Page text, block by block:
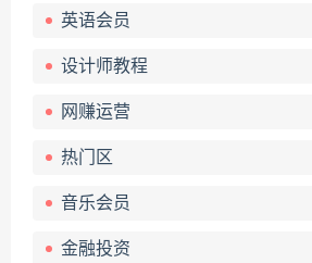
英语会员
设计师教程
网赚运营
热门区
音乐会员
金融投资